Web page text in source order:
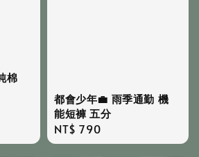
棉
都會少年💼 雨季通勤 機
能短褲 五分
Regular
price
NT$ 790